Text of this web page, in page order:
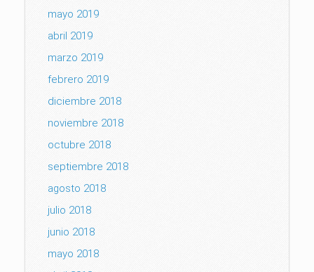
mayo 2019
abril 2019
marzo 2019
febrero 2019
diciembre 2018
noviembre 2018
octubre 2018
septiembre 2018
agosto 2018
julio 2018
junio 2018
mayo 2018